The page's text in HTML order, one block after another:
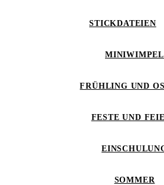
STICKDATEIEN
MINIWIMPEL
FRÜHLING UND
FESTE UND
SOMMER